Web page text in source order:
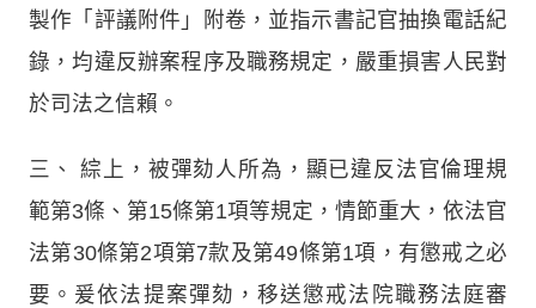
製作「評議附件」附卷，並指示書記官抽換電話紀
錄，均違反辦案程序及職務規定，嚴重損害人民對
於司法之信賴。
三、
綜上，被彈劾人所為，顯已違反法官倫理規
範第3條、第15條第1項等規定，情節重大，依法官
法第30條第2項第7款及第49條第1項，有懲戒之必
要。爰依法提案彈劾，移送懲戒法院職務法庭審